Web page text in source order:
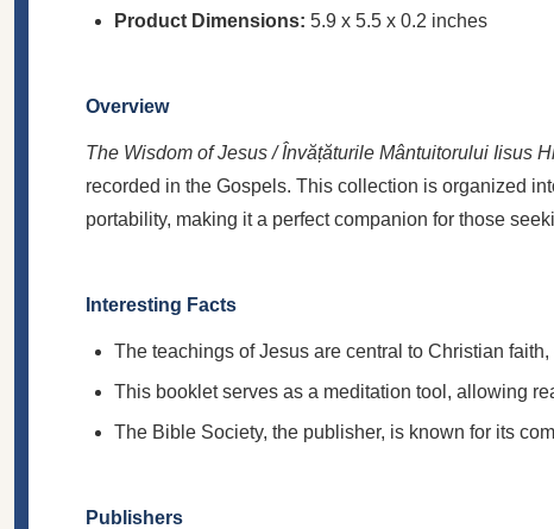
Product Dimensions: 5.9 x 5.5 x 0.2 inches
Overview
The Wisdom of Jesus / Învățăturile Mântuitorului Iisus
recorded in the Gospels. This collection is organized
portability, making it a perfect companion for those
Interesting Facts
The teachings of Jesus are central to Christian
This booklet serves as a meditation tool, allowing
The Bible Society, the publisher, is known for its
Publishers